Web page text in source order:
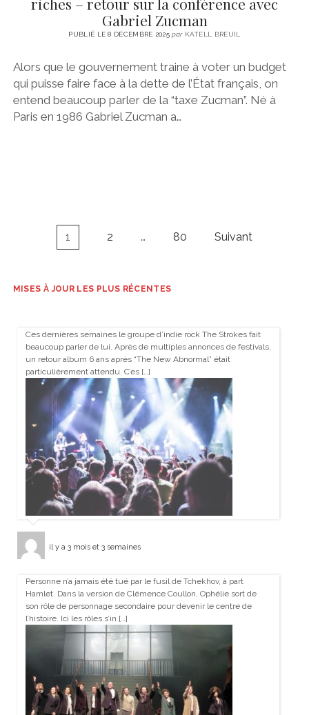
Gabriel Zucman
PUBLIÉ LE 8 DÉCEMBRE 2025parKATELL BREUIL
Alors que le gouvernement traine à voter un budget
qui puisse faire face à la dette de l’État français, on
entend beaucoup parler de la “taxe Zucman”. Né à
Paris en 1986 Gabriel Zucman a…
Navigation
1 2 … 80 Suivant
MISES À JOUR LES PLUS RÉCENTES
Ces dernières semaines le groupe d’indie rock The Strokes fait
beaucoup parler de lui. Après de multiples annonces de festivals,
un retour album 6 ans après “The New Abnormal” était
particulièrement attendu. C’es […]
il y a 3 mois et 3 semaines
Personne n’a jamais été tué par le fusil de Tchekhov, à part
Hamlet. Dans la version de Clémence Coullon, Ophélie sort de
son rôle de personnage secondaire pour devenir le centre de
l’histoire. Ici les rôles s’in […]